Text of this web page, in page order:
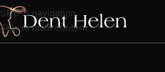
Skip to navigation
Skip to main content